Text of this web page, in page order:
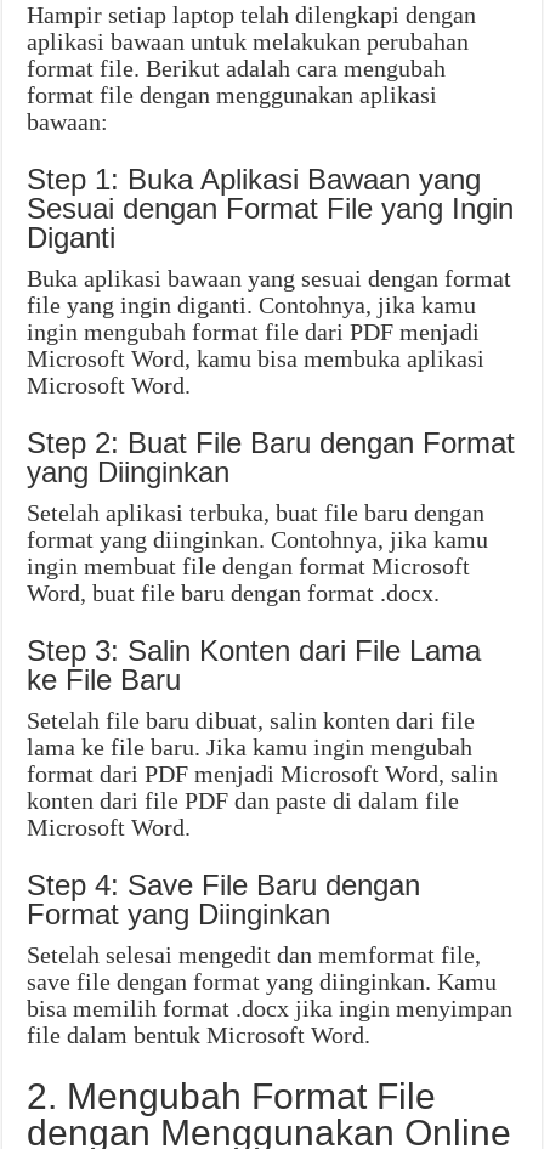
Hampir setiap laptop telah dilengkapi dengan
aplikasi bawaan untuk melakukan perubahan
format file. Berikut adalah cara mengubah
format file dengan menggunakan aplikasi
bawaan:
Step 1: Buka Aplikasi Bawaan yang
Sesuai dengan Format File yang Ingin
Diganti
Buka aplikasi bawaan yang sesuai dengan format
file yang ingin diganti. Contohnya, jika kamu
ingin mengubah format file dari PDF menjadi
Microsoft Word, kamu bisa membuka aplikasi
Microsoft Word.
Step 2: Buat File Baru dengan Format
yang Diinginkan
Setelah aplikasi terbuka, buat file baru dengan
format yang diinginkan. Contohnya, jika kamu
ingin membuat file dengan format Microsoft
Word, buat file baru dengan format .docx.
Step 3: Salin Konten dari File Lama
ke File Baru
Setelah file baru dibuat, salin konten dari file
lama ke file baru. Jika kamu ingin mengubah
format dari PDF menjadi Microsoft Word, salin
konten dari file PDF dan paste di dalam file
Microsoft Word.
Step 4: Save File Baru dengan
Format yang Diinginkan
Setelah selesai mengedit dan memformat file,
save file dengan format yang diinginkan. Kamu
bisa memilih format .docx jika ingin menyimpan
file dalam bentuk Microsoft Word.
2. Mengubah Format File
dengan Menggunakan Online